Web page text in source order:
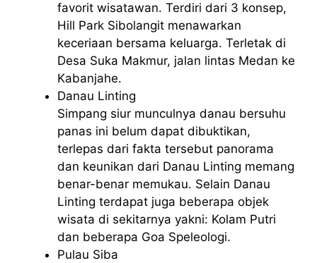
favorit wisatawan. Terdiri dari 3 konsep,
Hill Park Sibolangit menawarkan
keceriaan bersama keluarga. Terletak di
Desa Suka Makmur, jalan lintas Medan ke
Kabanjahe.
Danau Linting
Simpang siur munculnya danau bersuhu
panas ini belum dapat dibuktikan,
terlepas dari fakta tersebut panorama
dan keunikan dari Danau Linting memang
benar-benar memukau. Selain Danau
Linting terdapat juga beberapa objek
wisata di sekitarnya yakni: Kolam Putri
dan beberapa Goa Speleologi.
Pulau Siba